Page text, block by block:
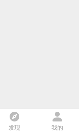
发现 我的